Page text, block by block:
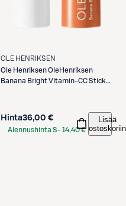
OLE HENRIKSEN
Ole HenriksenOleHenriksen
Banana Bright Vitamin-CC Stick
Hinta36,00 €
Alennushinta S-14,40 €
Lisää
ostoskoriin